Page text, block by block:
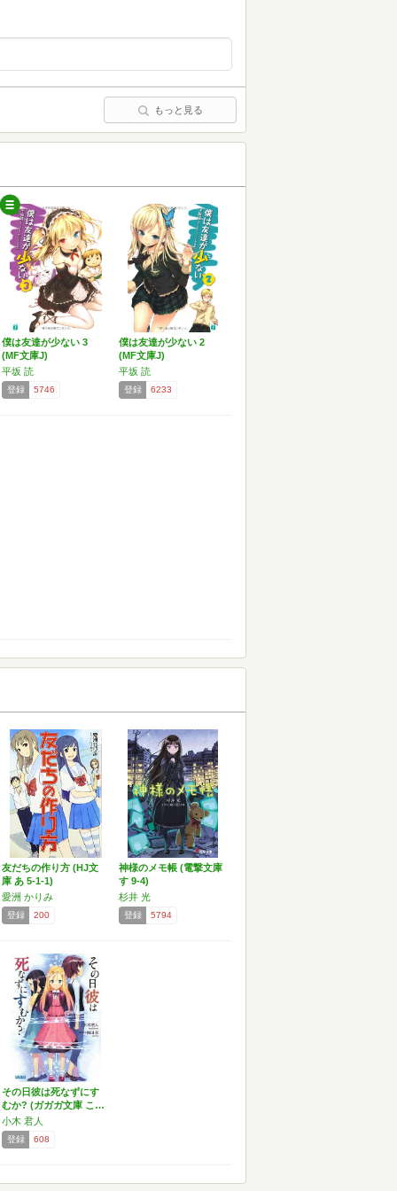
もっと見る
僕は友達が少ない 3
(MF文庫J)
平坂 読
登録 5746
僕は友達が少ない 2
(MF文庫J)
平坂 読
登録 6233
友だちの作り方 (HJ文
庫 あ 5-1-1)
愛洲 かりみ
登録 200
神様のメモ帳 (電撃文庫
す 9-4)
杉井 光
登録 5794
その日彼は死なずにす
むか? (ガガガ文庫 こ…
小木 君人
登録 608